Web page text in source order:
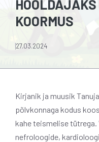
KOORMUS
27.03.2024
Kirjanik ja muusik
põlvkonnaga kodus
kahe teismelise tütrega.
nefroloogide,